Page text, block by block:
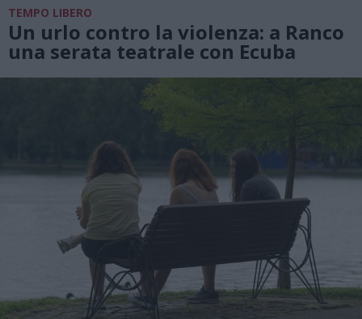
TEMPO LIBERO
Un urlo contro la violenza: a Ranco
una serata teatrale con Ecuba